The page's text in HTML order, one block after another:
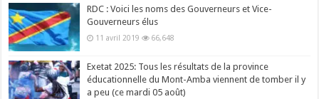
RDC : Voici les noms des Gouverneurs et Vice-
Gouverneurs élus
11 avril 2019 66,648
Exetat 2025: Tous les résultats de la province
éducationnelle du Mont-Amba viennent de tomber il y
a peu (ce mardi 05 août)